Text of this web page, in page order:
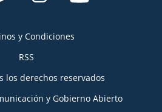
y Condiciones
RSS
los derechos reservados
y Gobierno Abierto